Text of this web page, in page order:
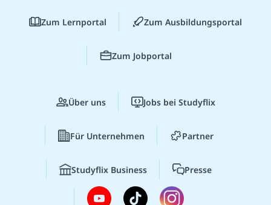
Zum Lernportal Zum Ausbildungsportal
Zum Jobportal
Über uns Jobs bei Studyflix
Für Unternehmen Partner
Studyflix Business Presse